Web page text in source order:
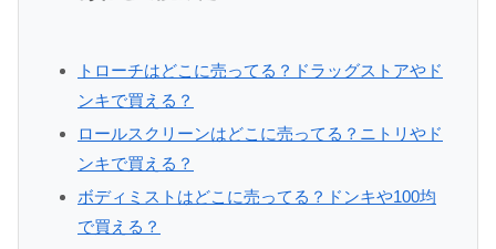
トローチはどこに売ってる？ドラッグストアやド
ンキで買える？
ロールスクリーンはどこに売ってる？ニトリやド
ンキで買える？
ボディミストはどこに売ってる？ドンキや100均
で買える？